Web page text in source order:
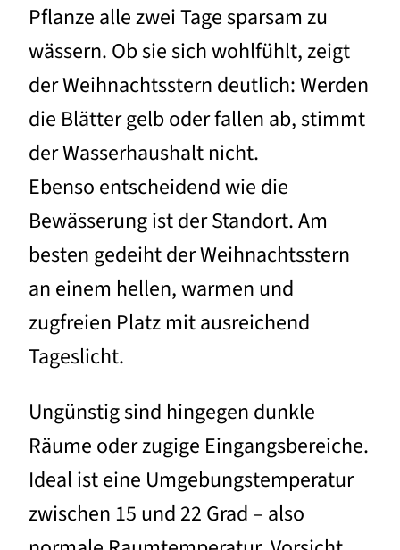
Pflanze alle zwei Tage sparsam zu
wässern. Ob sie sich wohlfühlt, zeigt
der Weihnachtsstern deutlich: Werden
die Blätter gelb oder fallen ab, stimmt
der Wasserhaushalt nicht.
Ebenso entscheidend wie die
Bewässerung ist der Standort. Am
besten gedeiht der Weihnachtsstern
an einem hellen, warmen und
zugfreien Platz mit ausreichend
Tageslicht.
Ungünstig sind hingegen dunkle
Räume oder zugige Eingangsbereiche.
Ideal ist eine Umgebungstemperatur
zwischen 15 und 22 Grad – also